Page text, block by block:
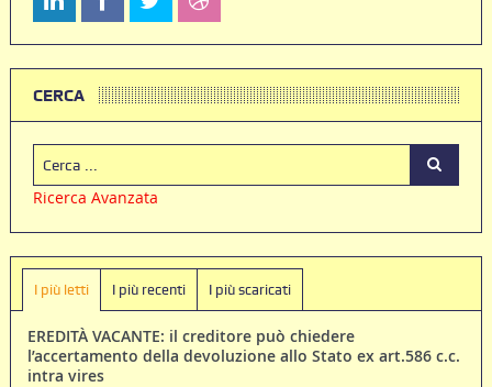
CERCA
Ricerca Avanzata
I più letti I più recenti I più scaricati
EREDITÀ VACANTE: il creditore può chiedere
l’accertamento della devoluzione allo Stato ex art.586 c.c.
intra vires